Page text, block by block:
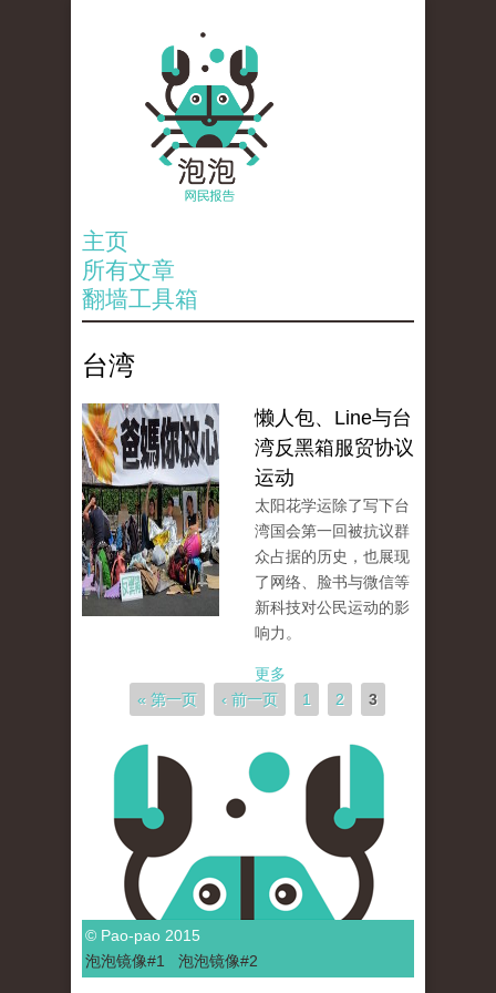
主页
所有文章
翻墙工具箱
台湾
懒人包、Line与台
湾反黑箱服贸协议
运动
太阳花学运除了写下台
湾国会第一回被抗议群
众占据的历史，也展现
了网络、脸书与微信等
新科技对公民运动的影
响力。
更多
« 第一页 ‹ 前一页 1 2 3
© Pao-pao 2015
泡泡镜像#1 泡泡镜像#2